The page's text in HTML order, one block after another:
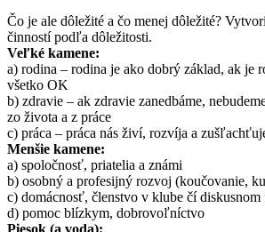
Čo je ale dôležité a čo menej dôležité?
činností podľa dôležitosti.
Veľké kamene:
a) rodina – rodina je ako dobrý základ, ak je
všetko OK
b) zdravie – ak zdravie zanedbáme,
zo života a z práce
c) práca – práca nás živí, rozvíja a
Menšie kamene:
a) spoločnosť, priatelia a známi
b) osobný a profesijný rozvoj (koučovanie,
c) domácnosť, členstvo v klube čí diskusnom
d) pomoc blízkym, dobrovoľníctvo